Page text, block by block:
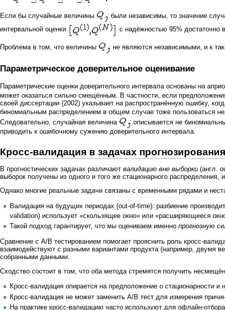
Если бы случайные величины были независимы, то значение
интервальной оценки
с надёжностью 95% достаточно
Проблема в том, что величины не являются независимыми, и к
Параметрическое доверительное оценивание
Параметрические оценки доверительного интервала основаны на
может оказаться сильно смещённым. В частности, если
своей диссертации (2002) указывает на распространённую ошибку,
биномиальным распределением в общем случае тоже пользоваться
Следовательно, случайная величина
описывается не
приводить к ошибочному сужению доверительного интервала.
Кросс-валидация в задачах
В прогностических задачах различают валидацию вне выборки (англ.
выборок получены из одного и того же стационарного
Однако многие реальные задачи связаны с временными рядами и
Валидация на будущих периодах (out-of-time): разбиение
validation) использует «скользящее окно» или «расширяющееся
Такой подход гарантирует, что мы оцениваем именнопрогнозную
Сравнение с A/B тестированием помогает прояснить роль кросс-
взаимодействуют с разными вариантами продукта (например, двумя
собранными данными.
Сходство состоит в том, что оба метода стремятся получить
Кросс-валидация опирается на предположение о стационарности
Кросс-валидация не может заменить A/B тест для измерения
На практике кросс-валидацию часто используют для офлайн-